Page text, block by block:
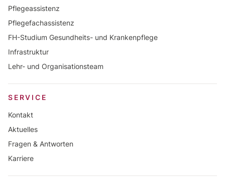
Pflegeassistenz
Pflegefachassistenz
FH-Studium Gesundheits- und Krankenpflege
Infrastruktur
Lehr- und Organisationsteam
SERVICE
Kontakt
Aktuelles
Fragen & Antworten
Karriere